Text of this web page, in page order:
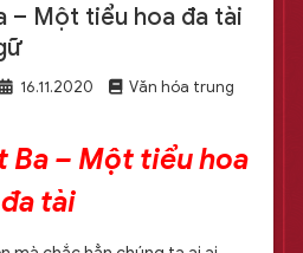
– Một tiểu hoa đa tài
16.11.2020
Văn hóa trung
Ba – Một tiểu hoa
đa tài